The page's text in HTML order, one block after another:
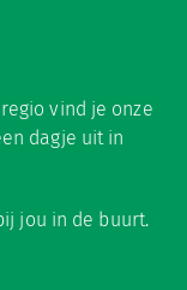
vind je onze
dagje uit in
jou in de buurt.